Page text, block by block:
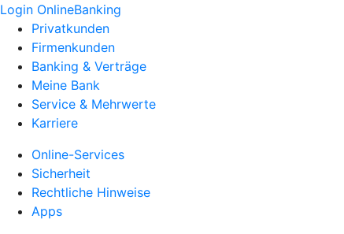
Login OnlineBanking
Privatkunden
Firmenkunden
Banking & Verträge
Meine Bank
Service & Mehrwerte
Karriere
Online-Services
Sicherheit
Rechtliche Hinweise
Apps